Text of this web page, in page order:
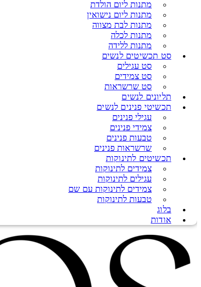
מתנות ליום הולדת
מתנות ליום נישואין
מתנות לבת מצווה
מתנות לכלה
מתנות ללידה
סט תכשיטים לנשים
סט עגילים
סט צמידים
סט שרשראות
תליונים לנשים
תכשיטי פנינים לנשים
עגילי פנינים
צמידי פנינים
טבעות פנינים
שרשראות פנינים
תכשיטים לתינוקות
צמידים לתינוקות
עגילים לתינוקות
צמידים לתינוקות עם שם
טבעות לתינוקות
בלוג
אודות